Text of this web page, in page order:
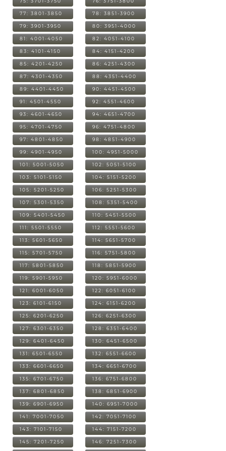
77: 3801-3850 78: 3851-3900
79: 3901-3950 80: 3951-4000
81: 4001-4050 82: 4051-4100
83: 4101-4150 84: 4151-4200
85: 4201-4250 86: 4251-4300
87: 4301-4350 88: 4351-4400
89: 4401-4450 90: 4451-4500
91: 4501-4550 92: 4551-4600
93: 4601-4650 94: 4651-4700
95: 4701-4750 96: 4751-4800
97: 4801-4850 98: 4851-4900
99: 4901-4950 100: 4951-5000
101: 5001-5050 102: 5051-5100
103: 5101-5150 104: 5151-5200
105: 5201-5250 106: 5251-5300
107: 5301-5350 108: 5351-5400
109: 5401-5450 110: 5451-5500
111: 5501-5550 112: 5551-5600
113: 5601-5650 114: 5651-5700
115: 5701-5750 116: 5751-5800
117: 5801-5850 118: 5851-5900
119: 5901-5950 120: 5951-6000
121: 6001-6050 122: 6051-6100
123: 6101-6150 124: 6151-6200
125: 6201-6250 126: 6251-6300
127: 6301-6350 128: 6351-6400
129: 6401-6450 130: 6451-6500
131: 6501-6550 132: 6551-6600
133: 6601-6650 134: 6651-6700
135: 6701-6750 136: 6751-6800
137: 6801-6850 138: 6851-6900
139: 6901-6950 140: 6951-7000
141: 7001-7050 142: 7051-7100
143: 7101-7150 144: 7151-7200
145: 7201-7250 146: 7251-7300